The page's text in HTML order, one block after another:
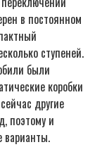
в постоянном
ступеней.
были
коробки
другие
поэтому и
варианты.